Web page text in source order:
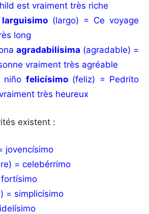
est vraiment très riche
larguisimo (largo) = Ce voyage
long
agradabilísima (agradable) =
vraiment très agréable
niño felicísimo(feliz) = Pedrito
très heureux
existent :
jovencísimo
= celebérrimo
= simplicísimo